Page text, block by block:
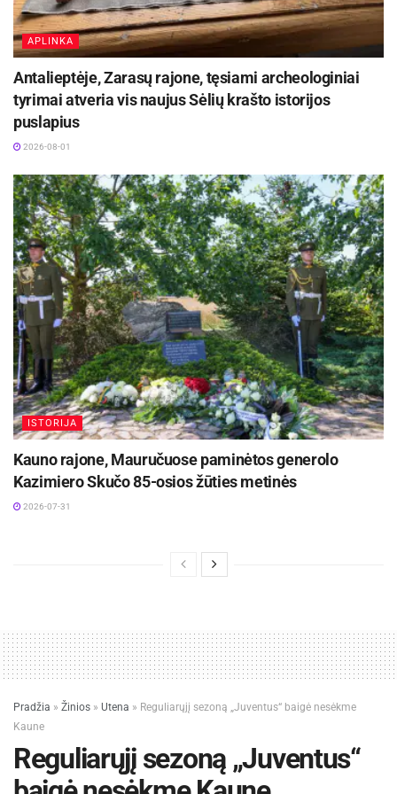
APLINKA
Antalieptėje, Zarasų rajone, tęsiami archeologiniai
tyrimai atveria vis naujus Sėlių krašto istorijos
puslapius
2026-08-01
ISTORIJA
Kauno rajone, Mauručuose paminėtos generolo
Kazimiero Skučo 85-osios žūties metinės
2026-07-31
Pradžia » Žinios » Utena » Reguliarųjį sezoną „Juventus“ baigė nesėkme
Kaune
Reguliarųjį sezoną „Juventus“